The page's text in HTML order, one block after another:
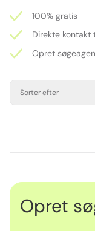
100% gratis
Direkte
Opret
Sorter efter
Opret